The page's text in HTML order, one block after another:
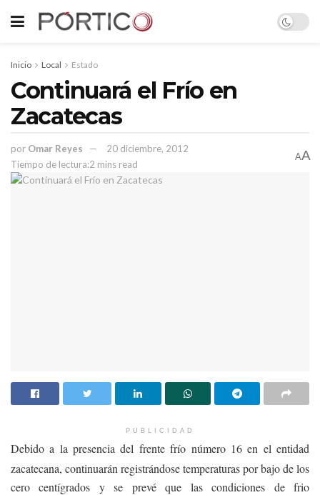
Inicio Local Estado
Continuará el Frío en
Zacatecas
por Omar Reyes
20 diciembre, 2012
Tiempo de lectura:2 mins read
AA
PUBLICIDAD
Debido a la presencia del frente frío número 16 en el entidad
zacatecana, continuarán registrándose temperaturas por bajo de los
cero centígrados y se prevé que las condiciones de frio